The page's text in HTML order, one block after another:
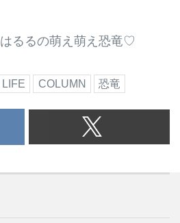
はるるの萌え萌え恐竜♡
LIFE COLUMN 恐竜